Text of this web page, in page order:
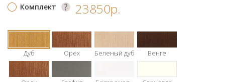
Комплект 23850р.
Дуб Орех Беленый дуб Венге